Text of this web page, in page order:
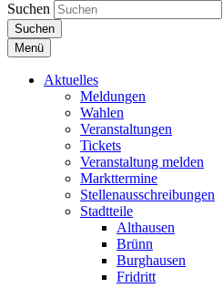
Suchen
Suchen
Menü
Aktuelles
Meldungen
Wahlen
Veranstaltungen
Tickets
Veranstaltung melden
Markttermine
Stellenausschreibungen
Stadtteile
Althausen
Brünn
Burghausen
Fridritt